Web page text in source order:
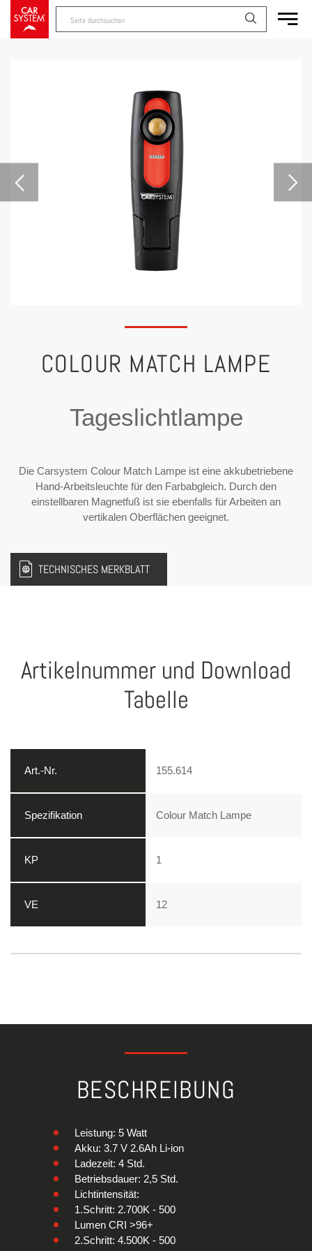
COLOUR MATCH LAMPE
Tageslichtlampe
Die Carsystem Colour Match Lampe ist eine akkubetriebene
Hand-Arbeitsleuchte für den Farbabgleich. Durch den
einstellbaren Magnetfuß ist sie ebenfalls für Arbeiten an
vertikalen Oberflächen geeignet.
TECHNISCHES MERKBLATT
Artikelnummer und Download
Tabelle
155.614
Colour Match Lampe
1
12
BESCHREIBUNG
Leistung: 5 Watt
Akku: 3.7 V 2.6Ah Li-ion
Ladezeit: 4 Std.
Betriebsdauer: 2,5 Std.
Lichtintensität:
1.Schritt: 2.700K - 500
Lumen CRI >96+
2.Schritt: 4.500K - 500